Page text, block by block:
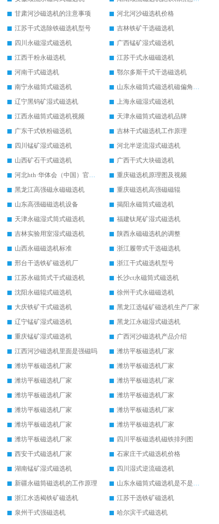
甘肃河沙磁选机的注意事项
河北河沙磁选机价格
江苏干式选除铁磁选机型号
吉林铁矿干选磁选机
四川永磁湿式磁选机
广西锰矿湿式磁选机
江西干粉永磁选机
江苏干式永磁磁选机
河南干式磁选机
鄂尔多斯干式干选磁选机
南宁永磁筒式磁选机
山东永磁筒式磁选机磁偏角怎么调整
辽宁黑钨矿湿式磁选机
上海永磁湿式磁选机
江西永磁筒式磁选机视频
天津永磁筒式磁选机品牌
广东干式铁粉磁选机
吉林干式磁选机工作原理
四川锰矿湿式磁选机
河北半逆流湿式磁选机
山西矿石干式磁选机
广西干式大块磁选机
河北hth·华体会（中国）官方网站-hth.com 工作视频
重庆磁选机原理图及视频
黑龙江高强磁永磁磁选机
重庆磁选机高强磁磁辊
山东高强磁磁选机设备
揭阳永磁筒式磁选机
天津永磁湿式筒式磁选机
福建钛尾矿湿式磁选机
吉林实验用室湿式磁选机
陕西永磁磁选机的调整
山西永磁磁选机标准
浙江履带式干选磁选机
邢台干选铁矿磁选机厂
浙江干式磁选机型号
江苏永磁筒式干式磁选机
长沙ct永磁筒式磁选机
沈阳永磁辊式磁选机
徐州干式永磁磁选机
大庆铁矿干式磁选机
黑龙江选锰矿磁选机生产厂家
辽宁锰矿湿式磁选机
黑龙江永磁湿式磁选机
重庆锰矿湿式磁选机
广西河沙磁选机产品介绍
江西河沙磁选机里面是强磁吗
潍坊平板磁选机厂家
潍坊平板磁选机厂家
潍坊平板磁选机厂家
潍坊平板磁选机厂家
潍坊平板磁选机厂家
潍坊平板磁选机厂家
潍坊平板磁选机厂家
潍坊平板磁选机厂家
潍坊平板磁选机厂家
潍坊平板磁选机厂家
潍坊平板磁选机厂家
潍坊平板磁选机厂家
四川平板磁选机磁铁排列图
西安干式磁选机厂家
石家庄干式磁选机价格
湖南锰矿湿式磁选机
四川湿式逆流磁选机
新疆永磁筒磁选机的工作原理
山东永磁筒式磁选机是不是强磁
浙江水选褐铁矿磁选机
江苏干选铁矿磁选机
泉州干式强磁选机
哈尔滨干式磁选机